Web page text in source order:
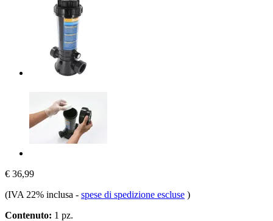
€ 36,99
(IVA 22% inclusa - spese di spedizione escluse )
Contenuto: 1 pz.